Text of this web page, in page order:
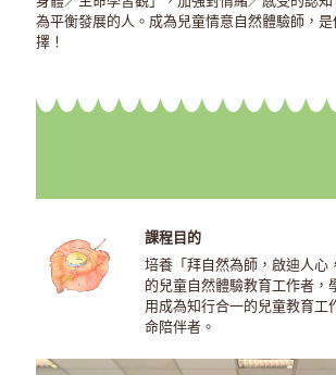
為平衡發展的人。成為兒童情意自然體驗師，
擇！
課程目的
培養「拜自然為師，啟迪人心
的兒童自然體驗教育工作者，
用成為知行合一的兒童教育工
命陪伴者。